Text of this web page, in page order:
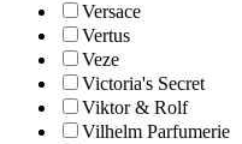
Versace
Vertus
Veze
Victoria's Secret
Viktor & Rolf
Vilhelm Parfumerie